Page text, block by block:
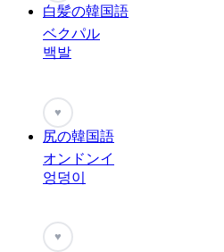
白髪の韓国語
ベクパル
백발
♥
尻の韓国語
オンドンイ
엉덩이
♥